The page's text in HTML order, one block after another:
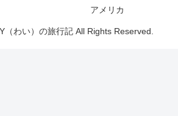
アメリカ
わい）の旅行記 All Rights Reserved.